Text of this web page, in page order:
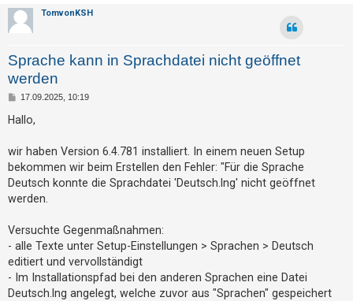
n
R
e
g
i
t
r
i
r
e
n
TomvonKSH
Sprache kann in Sprachdatei nicht geöffnet
werden
B
i
t
a
g
17.09.2025, 10:19
Hallo,
wir haben Version 6.4.781 installiert. In einem neuen Setup
bekommen wir beim Erstellen den Fehler: "Für die Sprache
Deutsch konnte die Sprachdatei 'Deutsch.lng' nicht geöffnet
werden.
Versuchte Gegenmaßnahmen:
- alle Texte unter Setup-Einstellungen > Sprachen > Deutsch
editiert und vervollständigt
- Im Installationspfad bei den anderen Sprachen eine Datei
Deutsch.lng angelegt, welche zuvor aus "Sprachen" gespeichert